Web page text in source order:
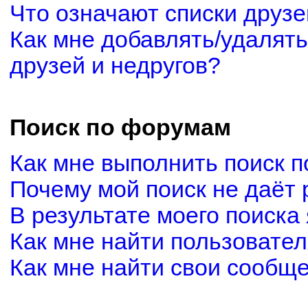
Что означают списки
Как мне добавлять/
друзей и недругов?
Поиск по форумам
Как мне выполнить поиск
Почему мой поиск не даёт
В результате моего
Как мне найти
Как мне найти свои